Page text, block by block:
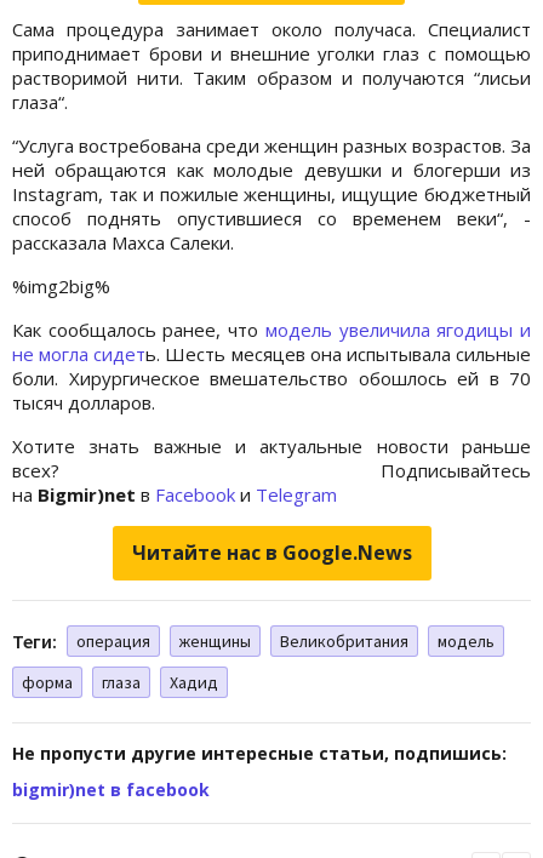
Сама процедура занимает около получаса. Специалист
приподнимает брови и внешние уголки глаз с помощью
растворимой нити. Таким образом и получаются “лисьи
глаза“.
“Услуга востребована среди женщин разных возрастов. За
ней обращаются как молодые девушки и блогерши из
Instagram, так и пожилые женщины, ищущие бюджетный
способ поднять опустившиеся со временем веки“, -
рассказала Махса Салеки.
%img2big%
Как сообщалось ранее, что модель увеличила ягодицы и
не могла сидеть. Шесть месяцев она испытывала сильные
боли. Хирургическое вмешательство обошлось ей в 70
тысяч долларов.
Хотите знать важные и актуальные новости раньше
всех? Подписывайтесь
на Bigmir)net в Facebook и Telegram
Читайте нас в Google.News
Теги: операция женщины Великобритания
модель
форма
глаза Хадид
Не пропусти другие интересные статьи, подпишись:
bigmir)net в facebook